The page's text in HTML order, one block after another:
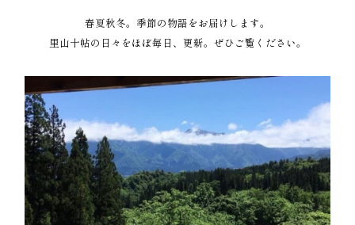
春夏秋冬。季節の物語をお届けします。
里山十帖の日々をほぼ毎日、更新。ぜひご覧ください。